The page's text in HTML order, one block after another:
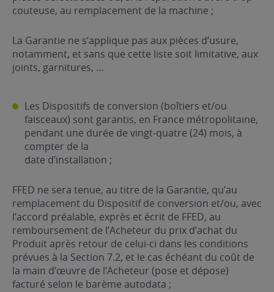
couteuse, au remplacement de la machine ;
La Garantie ne s’applique pas aux pièces d’usure,
notamment, et sans que cette liste soit limitative, aux
joints, garnitures, …
Les Dispositifs de conversion (boîtiers et/ou
faisceaux) sont garantis, en France métropolitaine,
pendant une durée de vingt-quatre (24) mois, à
compter de la
date d’installation ;
FFED ne sera tenue, au titre de la Garantie, qu’au
remplacement du Dispositif de conversion et/ou, avec
l’accord préalable, exprès et écrit de FFED, au
remboursement de l’Acheteur du prix d’achat du
Produit après retour de celui-ci dans les conditions
prévues à la Section 7.2, et le cas échéant du coût de
la main d’œuvre de l’Acheteur (pose et dépose)
facturé selon le barème autodata ;